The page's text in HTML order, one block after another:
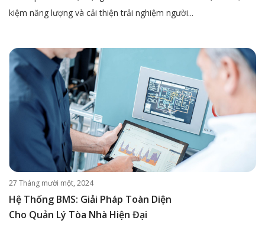
kiệm năng lượng và cải thiện trải nghiệm người...
27 Tháng mười một, 2024
Hệ Thống BMS: Giải Pháp Toàn Diện
Cho Quản Lý Tòa Nhà Hiện Đại